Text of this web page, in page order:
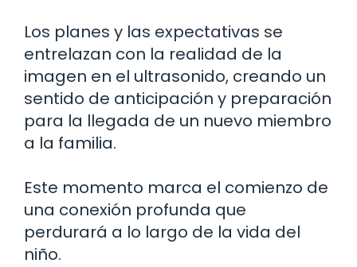
Los planes y las expectativas se
entrelazan con la realidad de la
imagen en el ultrasonido, creando un
sentido de anticipación y preparación
para la llegada de un nuevo miembro
a la familia.
Este momento marca el comienzo de
una conexión profunda que
perdurará a lo largo de la vida del
niño.